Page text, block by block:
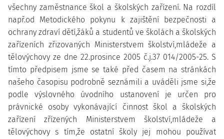
všechny zaměstnance škol a školských zařízení. Na rozdíl
např.od Metodického pokynu k zajištění bezpečnosti a
ochrany zdraví dětí,žáků a studentů ve školách a školských
zařízeních zřizovaných Ministerstvem školství,mládeže a
tělovýchovy ze dne 22.prosince 2005 č.j.37 014/2005-25. S
tímto předpisem jsme se také před časem na stránkách
našeho časopisu podrobně seznámili a uváděli jsme si,že
podle výslovného úvodního ustanovení je určen pro
právnické osoby vykonávající činnost škol a školských
zařízení zřízených Ministerstvem školství,mládeže a
tělovýchovy s tím,že ostatní školy jej mohou používat